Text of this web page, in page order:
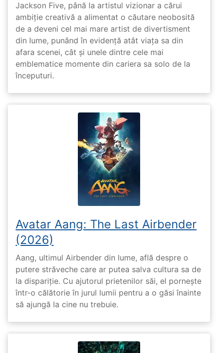
Jackson Five, până la artistul vizionar a cărui
ambiție creativă a alimentat o căutare neobosită
de a deveni cel mai mare artist de divertisment
din lume, punând în evidență atât viața sa din
afara scenei, cât și unele dintre cele mai
emblematice momente din cariera sa solo de la
începuturi.
Avatar Aang: The Last Airbender
(2026)
Aang, ultimul Airbender din lume, află despre o
putere străveche care ar putea salva cultura sa de
la dispariție. Cu ajutorul prietenilor săi, el pornește
într-o călătorie în jurul lumii pentru a o găsi înainte
să ajungă la cine nu trebuie.